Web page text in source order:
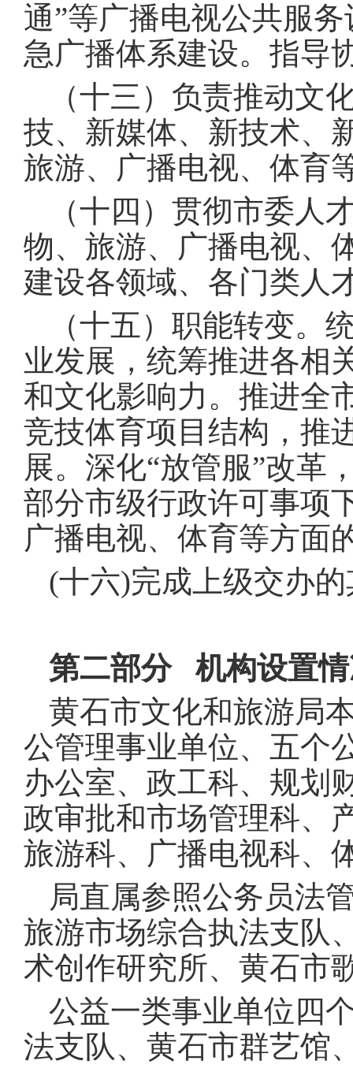
通”等广播电视公共服
急广播体系建设。指导
（十三）负责推动文
技、新媒体、新技术、
旅游、广播电视、体育
（十四）贯彻市委人
物、旅游、广播电视、
建设各领域、各门类人
（十五）职能转变。
业发展，统筹推进各相
和文化影响力。推进全
竞技体育项目结构，推
展。深化“放管服”改革
部分市级行政许可事项
广播电视、体育等方面
(十六)完成上级交办
第二部分 机构设置
黄石市文化和旅游局
公管理事业单位、五个
办公室、政工科、规划
政审批和市场管理科、
旅游科、广播电视科、
局直属参照公务员法
旅游市场综合执法支队
术创作研究所、黄石市
公益一类事业单位四
法支队、黄石市群艺馆